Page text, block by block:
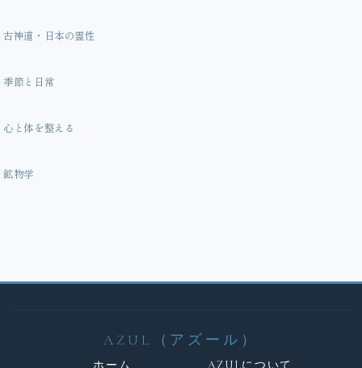
古神道・日本の霊性
季節と日常
心と体を整える
鉱物学
AZUL（アズール）
ホーム AZULについて